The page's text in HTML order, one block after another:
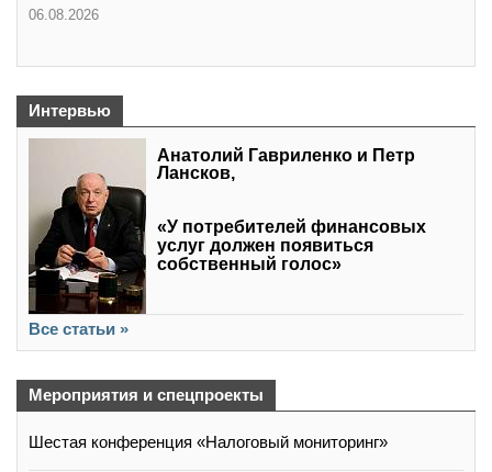
06.08.2026
Интервью
Анатолий Гавриленко и Петр
Лансков,
«У потребителей финансовых
услуг должен появиться
собственный голос»
Все статьи »
Мероприятия и спецпроекты
Шестая конференция «Налоговый мониторинг»